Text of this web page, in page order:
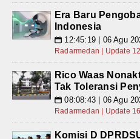
Era Baru
Indonesia
📅 12:45:19 | 06 Agu
Radarmedan | Update
Rico Waas
Tak Toleransi
📅 08:08:43 | 06 Agu
Radarmedan | Update
Komisi D